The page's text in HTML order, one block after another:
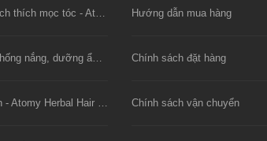
Xịt dưỡng chân tóc, kích thích mọc tóc - Atomy Saengmodan Hair Tonic
Kem nền trang điểm, chống nắng, dưỡng ẩm - BB Cream SPF30 PA++
Dầu xả phục hồi hư tổn - Atomy Herbal Hair Conditioner
Hướng dẫn mua hàng
Chính sách đặt hàng
Chính sách vận chuyển